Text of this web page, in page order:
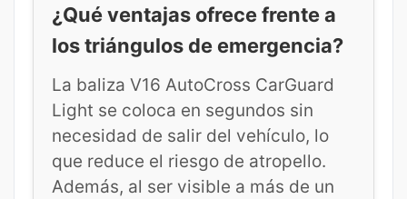
¿Qué ventajas ofrece frente a
los triángulos de emergencia?
La baliza V16 AutoCross CarGuard
Light se coloca en segundos sin
necesidad de salir del vehículo, lo
que reduce el riesgo de atropello.
Además, al ser visible a más de un